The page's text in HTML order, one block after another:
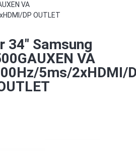
VA
DP OUTLET
34″ Samsung
VA
5ms/2xHDMI/